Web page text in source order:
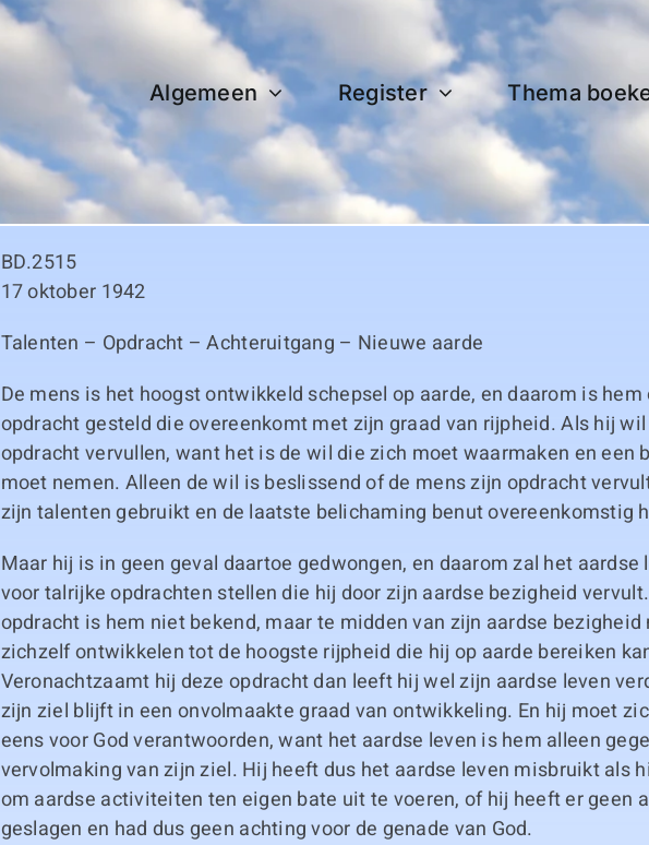
Algemeen Register Thema
BD.2515
17 oktober 1942
Talenten – Opdracht – Achteruitgang – Nieuwe aarde
De mens is het hoogst ontwikkeld schepsel op aarde, en daarom is hem
opdracht gesteld die overeenkomt met zijn graad van rijpheid. Als hij
opdracht vervullen, want het is de wil die zich moet waarmaken en een
moet nemen. Alleen de wil is beslissend of de mens zijn opdracht
zijn talenten gebruikt en de laatste belichaming benut overeenkomstig
Maar hij is in geen geval daartoe gedwongen, en daarom zal het aardse
voor talrijke opdrachten stellen die hij door zijn aardse bezigheid
opdracht is hem niet bekend, maar te midden van zijn aardse bezigheid
zichzelf ontwikkelen tot de hoogste rijpheid die hij op aarde bereiken
Veronachtzaamt hij deze opdracht dan leeft hij wel zijn aardse leven
zijn ziel blijft in een onvolmaakte graad van ontwikkeling. En hij moet
eens voor God verantwoorden, want het aardse leven is hem alleen
vervolmaking van zijn ziel. Hij heeft dus het aardse leven misbruikt als
om aardse activiteiten ten eigen bate uit te voeren, of hij heeft er geen
geslagen en had dus geen achting voor de genade van God.